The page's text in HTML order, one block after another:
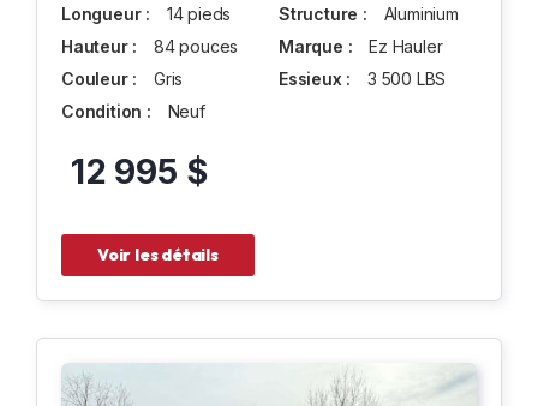
Longueur :
14 pieds
Hauteur :
84 pouces
Couleur :
Gris
Condition :
Neuf
Structure :
Aluminium
Marque :
Ez Hauler
Essieux :
3 500 LBS
12 995 $
Voir les détails